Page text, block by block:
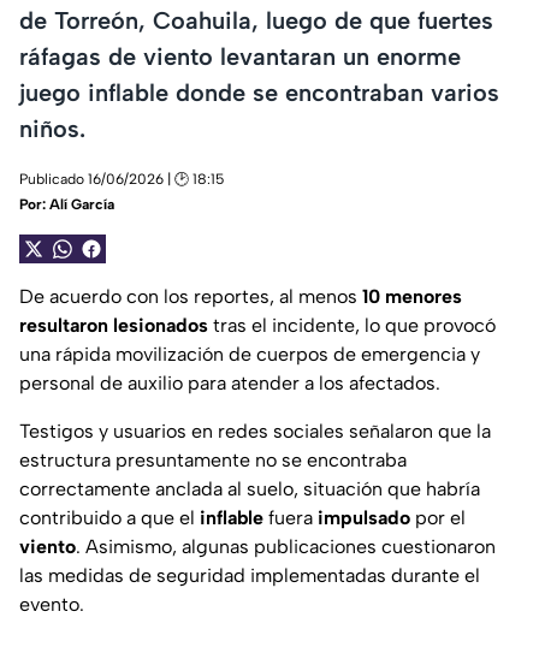
de Torreón, Coahuila, luego de que fuertes
ráfagas de viento levantaran un enorme
juego inflable donde se encontraban varios
niños.
Publicado 16/06/2026 | 🕑 18:15
Por: Alí García
De acuerdo con los reportes, al menos 10 menores
resultaron lesionados tras el incidente, lo que provocó
una rápida movilización de cuerpos de emergencia y
personal de auxilio para atender a los afectados.
Testigos y usuarios en redes sociales señalaron que la
estructura presuntamente no se encontraba
correctamente anclada al suelo, situación que habría
contribuido a que el inflable fuera impulsado por el
viento. Asimismo, algunas publicaciones cuestionaron
las medidas de seguridad implementadas durante el
evento.